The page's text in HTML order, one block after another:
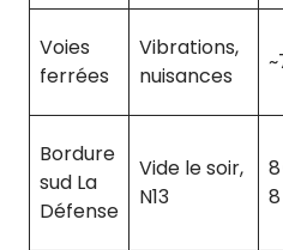
Voies
ferrées
Vibrations,
nuisances
Bordure
sud La
Défense
Vide le soir,
N13